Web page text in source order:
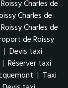
Charles de
Charles de
Charles de
de Roissy
| Devis taxi
| Réserver taxi
| Taxi